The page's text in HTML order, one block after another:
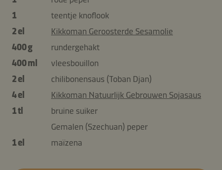
1
teentje knoflook
2 el
Kikkoman Geroosterde Sesamolie
400 g
rundergehakt
400 ml
vleesbouillon
2 el
chilibonensaus (Toban Djan)
4 el
Kikkoman Natuurlijk Gebrouwen Sojasaus
1 tl
bruine suiker
Gemalen (Szechuan) peper
1 el
maïzena